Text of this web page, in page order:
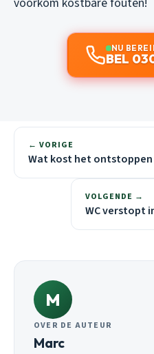
NU
BEL
← VORIGE
Wat kost het ontstoppen
VOLGENDE →
WC verstopt
M
OVER DE AUTEUR
Marc